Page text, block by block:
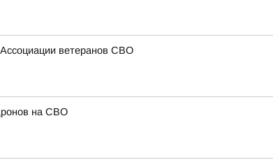
ветеранов СВО
на СВО